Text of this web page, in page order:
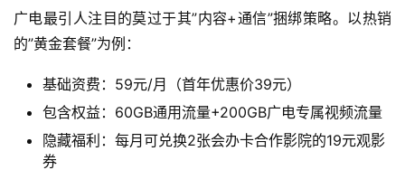
广电最引人注目的莫过于其”内容+通信”捆绑策略。以热销
的”黄金套餐”为例：
基础资费：59元/月（首年优惠价39元）
包含权益：60GB通用流量+200GB广电专属视频流量
隐藏福利：每月可兑换2张会办卡合作影院的19元观影
券